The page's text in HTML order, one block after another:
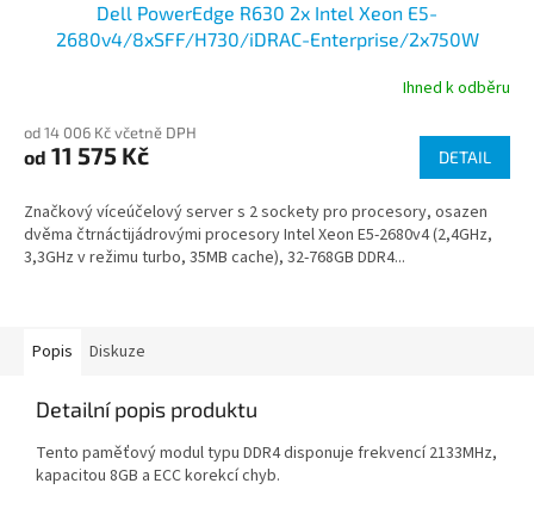
Dell PowerEdge R630 2x Intel Xeon E5-
2680v4/8xSFF/H730/iDRAC-Enterprise/2x750W
Ihned k odběru
od 14 006 Kč včetně DPH
od 11 575 Kč DETAIL
Značkový víceúčelový server s 2 sockety pro procesory, osazen
dvěma čtrnáctijádrovými procesory Intel Xeon E5-2680v4 (2,4GHz,
3,3GHz v režimu turbo, 35MB cache), 32-768GB DDR4...
Popis Diskuze
Detailní popis produktu
Tento paměťový modul typu DDR4disponuje frekvencí 2133MHz,
kapacitou 8GB a ECCkorekcí chyb.